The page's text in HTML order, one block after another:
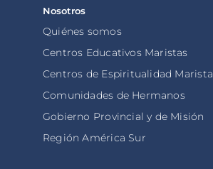
Nosotros
Quiénes somos
Centros Educativos Maristas
Centros de Espiritualidad Marista
Comunidades de Hermanos
Gobierno Provincial y de Misión
Región América Sur